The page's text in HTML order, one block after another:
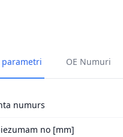
KOMPLEKTS MAHLE
parametri OE Numuri
numurs
no [mm]